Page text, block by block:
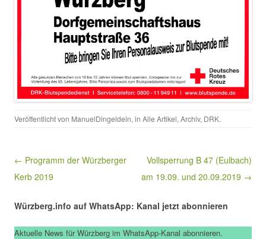
Veröffentlicht von ManuelDingeldein, in Alle Artikel, Archiv, DRK.
Beitragsnavigation
← Programm der Würzberger
Kerb 2019
Vollsperrung B 47 (Eulbach)
am 19.09. und 20.09.2019 →
Würzberg.info auf WhatsApp: Kanal jetzt abonnieren
Aktuelle News für Würzberg im WhatsApp-Kanal abonnieren.